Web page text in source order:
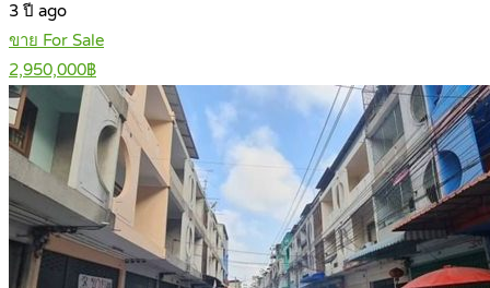
3 ปี ago
ขาย For Sale
2,950,000฿